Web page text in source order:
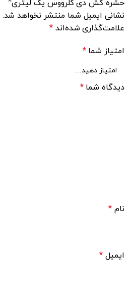
نشانی ایمیل شما منتشر نخواهد شد.
علامت‌گذاری شده‌اند*
امتیاز شما*
دیدگاه شما*
نام*
ایمیل*